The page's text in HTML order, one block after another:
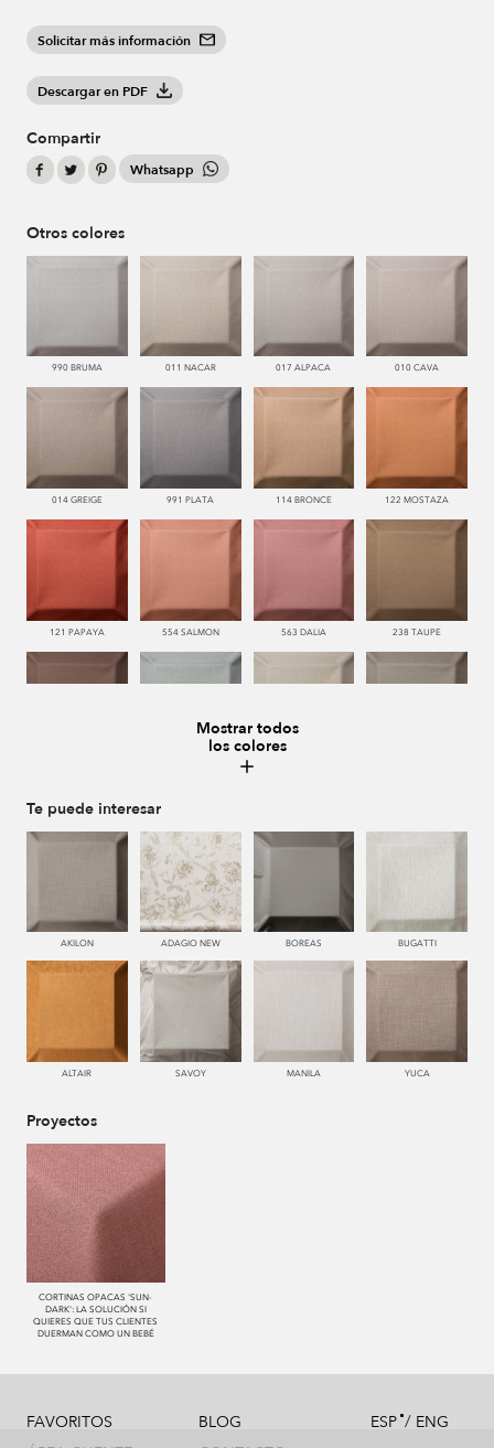
Solicitar más información
Descargar en PDF
Compartir
Whatsapp
Otros colores
990 BRUMA 011 NACAR 017 ALPACA 010 CAVA
014 GREIGE 991 PLATA 114 BRONCE 122 MOSTAZA
121 PAPAYA 554 SALMON 563 DALIA 238 TAUPE
445 VERDE
Mostrar todos
los colores
Te puede interesar
AKILON ADAGIO NEW BOREAS BUGATTI
ALTAIR SAVOY MANILA YUCA
Proyectos
CORTINAS OPACAS 'SUN-
DARK': LA SOLUCIÓN SI
QUIERES QUE TUS CLIENTES
DUERMAN COMO UN BEBÉ
FAVORITOS
BLOG
ESP/ ENG